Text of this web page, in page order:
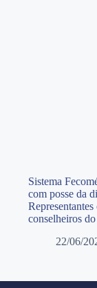
Sistema
com posse da
conselheiros
22/06/